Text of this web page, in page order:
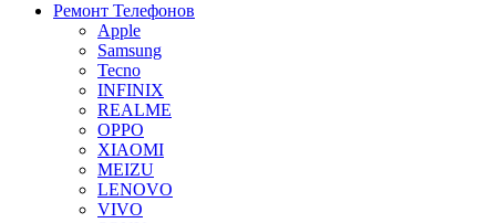
Ремонт Телефонов
Apple
Samsung
Tecno
INFINIX
REALME
OPPO
XIAOMI
MEIZU
LENOVO
VIVO